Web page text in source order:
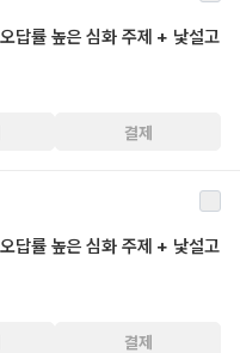
답률 높은 심화 주제 + 낯설고
결제
답률 높은 심화 주제 + 낯설고
결제